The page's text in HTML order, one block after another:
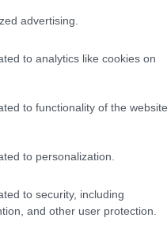
advertising.
to analytics like cookies on
to functionality of the website
to personalization.
to security, including
and other user protection.
complessi
numero
nel
ha portato a una
modelli di